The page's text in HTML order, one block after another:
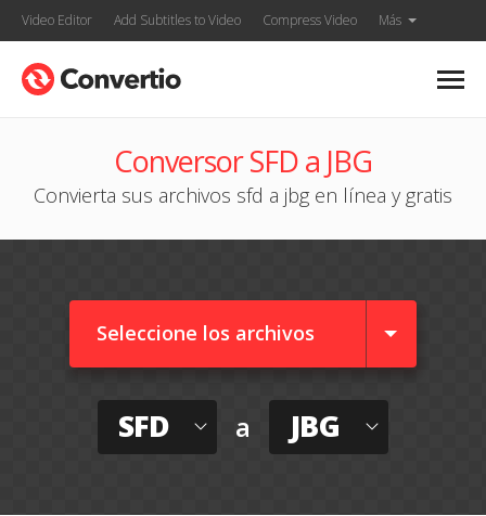
Video Editor Add Subtitles to Video Compress Video Más
Conversor SFD a JBG
Convierta sus archivos sfd a jbg en línea y gratis
Seleccione los archivos
SFD a JBG